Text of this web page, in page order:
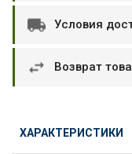
Условия
Возврат
ХАРАКТЕРИСТИКИ